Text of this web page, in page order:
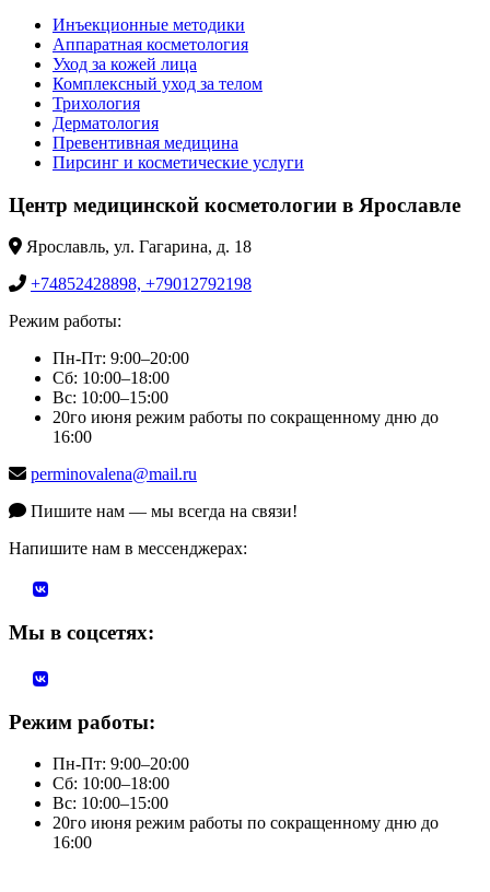
Инъекционные методики
Аппаратная косметология
Уход за кожей лица
Комплексный уход за телом
Трихология
Дерматология
Превентивная медицина
Пирсинг и косметические услуги
Центр медицинской косметологии в Ярославле
Ярославль, ул. Гагарина, д. 18
+74852428898, +79012792198
Режим работы:
Пн-Пт: 9:00–20:00
Сб: 10:00–18:00
Вс: 10:00–15:00
20го июня режим работы по сокращенному дню до
16:00
perminovalena@mail.ru
Пишите нам — мы всегда на связи!
Напишите нам в мессенджерах:
Мы в соцсетях:
Режим работы:
Пн-Пт: 9:00–20:00
Сб: 10:00–18:00
Вс: 10:00–15:00
20го июня режим работы по сокращенному дню до
16:00